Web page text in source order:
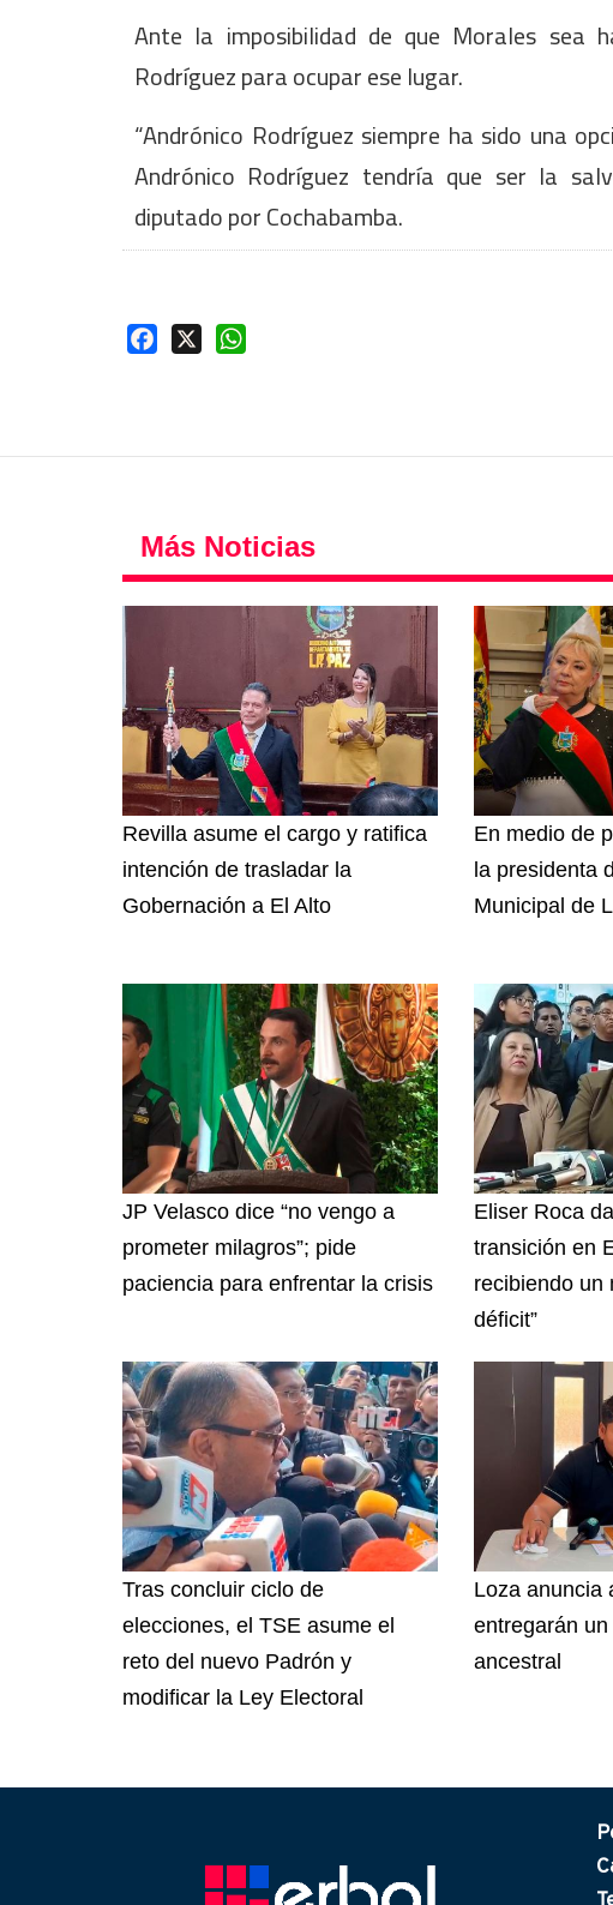
Ante la imposibilidad de que Morales sea
Rodríguez para ocupar ese lugar.
“Andrónico Rodríguez siempre ha sido una
Andrónico Rodríguez tendría que ser la
diputado por Cochabamba.
Facebook
Más Noticias
Revilla asume el cargo y ratifica
intención de trasladar la
Gobernación a El Alto
En medio de
la presidenta
Municipal de
JP Velasco dice “no vengo a
prometer milagros”; pide
paciencia para enfrentar la crisis
Eliser Roca
transición en
recibiendo un
déficit”
Tras concluir ciclo de
elecciones, el TSE asume el
reto del nuevo Padrón y
modificar la Ley Electoral
Loza anuncia
entregarán
ancestral